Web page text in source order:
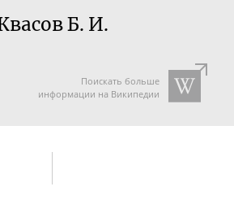
Б. И.
Поискать больше
информации на Википедии